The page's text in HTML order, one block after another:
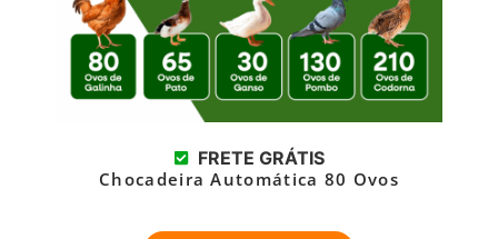
FRETE GRÁTIS
Chocadeira Automática 80 Ovos